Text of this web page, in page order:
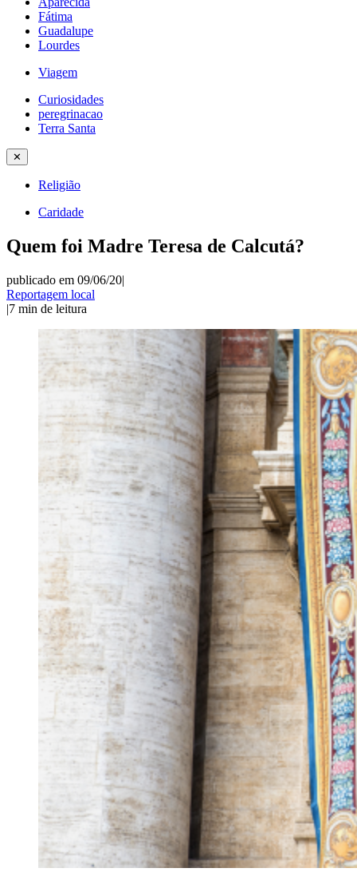
Fátima
Guadalupe
Lourdes
Viagem
Curiosidades
peregrinacao
Terra Santa
✕
Religião
Caridade
Quem foi Madre Teresa de Calcutá?
publicado em 09/06/20|
Reportagem local
|7 min de leitura